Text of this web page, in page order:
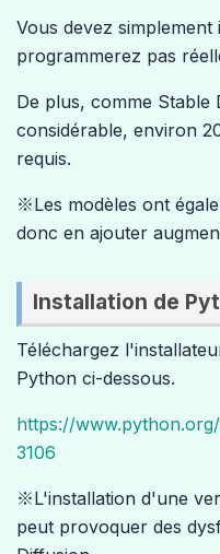
Vous devez
programmerez pas
De plus, comme Stable
considérable, environ
requis.
※Les modèles ont
donc en ajouter
Installation de
Téléchargez
Python ci-dessous.
https://
3106
※L'installation d'une
peut provoquer des